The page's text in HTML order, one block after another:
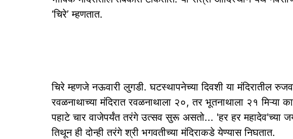
‘चिरे’ म्हणतात.
चिरे म्हणजे नऊवारी लुगडी. घटस्थापनेच्या दिवशी या मंदिरातील
रवळनाथाच्या मंदिरात रवळनाथाला २०, तर भूतनाथाला २१ मिऱ्या
पहाटे चार वाजेपर्यंत तरंगे उत्सव सुरू असतो... 'हर हर महादेव'च्या
तिथून ही दोन्ही तरंगे श्री भगवतीच्या मंदिराकडे येण्यास निघतात.